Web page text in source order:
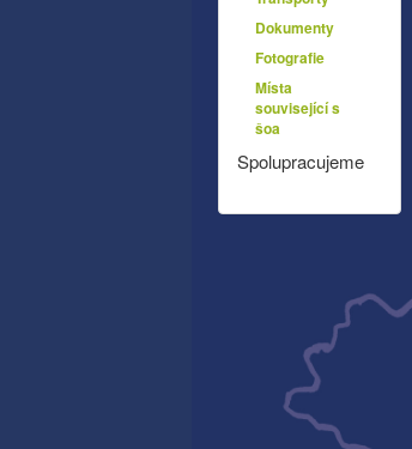
Dokumenty
Fotografie
Místa
související s
šoa
Spolupracujeme